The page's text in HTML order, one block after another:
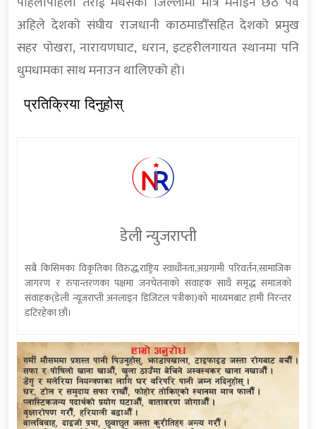
अहिले देशको संघीय राजधानी काठमाडौँसहित देशको प्रमुख
सहर पोखरा, नारायणघाट, धरान, इटहरीलगायत स्थानमा पनि
धुमधामका साथ मनाउन थालिएको हो।
प्रतिक्रिया दिनुहोस्
डेली न्युजराप्ती
सबै किसिमका विकृतिका विरुद्ध,राष्ट्रिय स्वाधीनता,अग्रगामी परिवर्तन,सामाजिक
जागरण र रुपान्तरणका पक्षमा जनचेतनाको संवाहक साथै समृद्ध समाजको
संवाहक(डेली न्यूजराप्ती अनलाइन डिजिटल पत्रीका)को माध्यमबाट हामी निरन्तर
डटिरहेका छौं।